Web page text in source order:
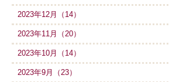
2023年12月（14）
2023年11月（20）
2023年10月（14）
2023年9月（23）